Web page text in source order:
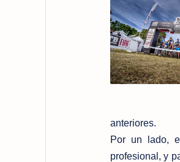
anteriores.
Por un lado,
profesional, y